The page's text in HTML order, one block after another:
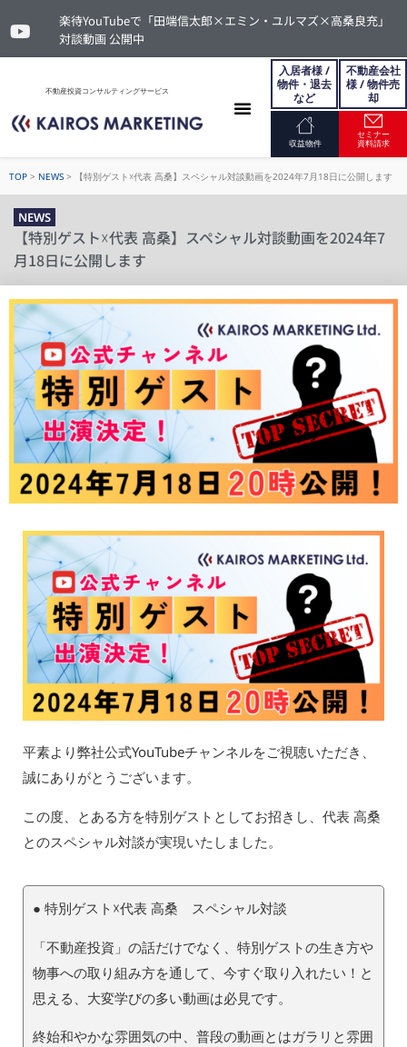
楽待YouTubeで「田端信太郎×エミン・ユルマズ×高桑良充」
対談動画 公開中
不動産投資コンサルティングサービス
入居者様 /
物件・退去
など
不動産会社
様 / 物件売
却
収益物件
セミナー
資料請求
TOP > NEWS > 【特別ゲスト☓代表 高桑】スペシャル対談動画を2024年7月18日に公開します
NEWS
【特別ゲスト☓代表 高桑】スペシャル対談動画を2024年7
月18日に公開します
平素より弊社公式YouTubeチャンネルをご視聴いただき、
誠にありがとうございます。
この度、とある方を特別ゲストとしてお招きし、代表 高桑
とのスペシャル対談が実現いたしました。
● 特別ゲスト☓代表 高桑 スペシャル対談
「不動産投資」の話だけでなく、特別ゲストの生き方や
物事への取り組み方を通して、今すぐ取り入れたい！と
思える、大変学びの多い動画は必見です。
終始和やかな雰囲気の中、普段の動画とはガラリと雰囲